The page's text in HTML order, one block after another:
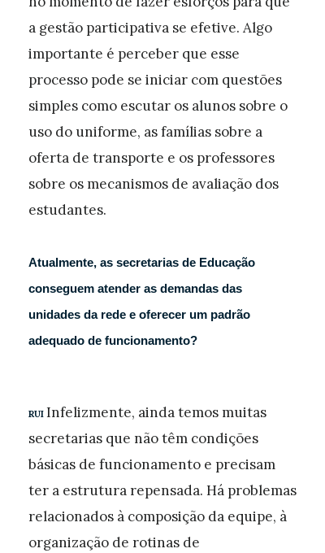
a gestão participativa se efetive. Algo
importante é perceber que esse
processo pode se iniciar com questões
simples como escutar os alunos sobre o
uso do uniforme, as famílias sobre a
oferta de transporte e os professores
sobre os mecanismos de avaliação dos
estudantes.
Atualmente, as secretarias de Educação
conseguem atender as demandas das
unidades da rede e oferecer um padrão
adequado de funcionamento?
RUI Infelizmente, ainda temos muitas
secretarias que não têm condições
básicas de funcionamento e precisam
ter a estrutura repensada. Há problemas
relacionados à composição da equipe, à
organização de rotinas de